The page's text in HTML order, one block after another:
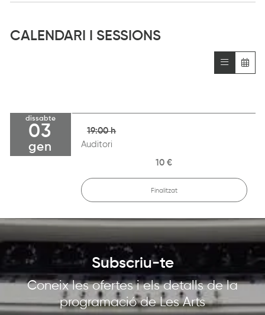
CALENDARI I SESSIONS
dissabte
03
gen
19:00 h
Auditori
10 €
Finalitzat
Subscriu-te
Coneix les ofertes i els detalls de la
programació de Les Arts